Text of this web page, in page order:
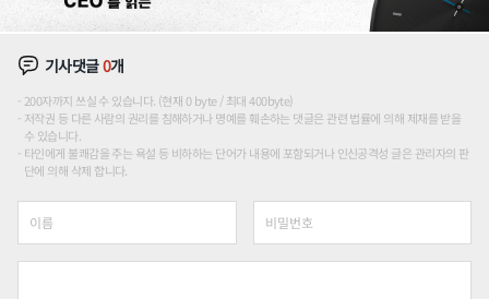
기사댓글0개
200자까지 쓰실 수 있습니다. (현재 0 byte / 최대 400byte)
저작권 등 다른 사람의 권리를 침해하거나 명예를 훼손하는 댓글은 관련 법률에 의해 제재를 받을
수 있습니다.
타인에게 불쾌감을 주는 욕설 등 비하하는 단어가 내용에 포함되거나 인신공격성 글은 관리자의 판
단에 의해 삭제 합니다.